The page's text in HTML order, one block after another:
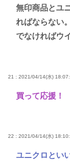
無印商品とユ
ればならない。
でなければウ
21 : 2021/04/14(水)
買って応援！
22 : 2021/04/14(水)
ユニクロとい